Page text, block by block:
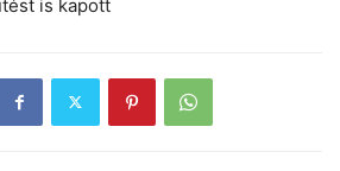
is kapott